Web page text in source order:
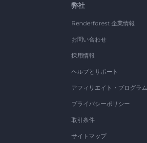
弊社
Renderforest 企業情報
お問い合わせ
採用情報
ヘルプとサポート
アフィリエイト・プログラム
プライバシーポリシー
取引条件
サイトマップ